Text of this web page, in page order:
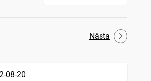
Nästa
08-20